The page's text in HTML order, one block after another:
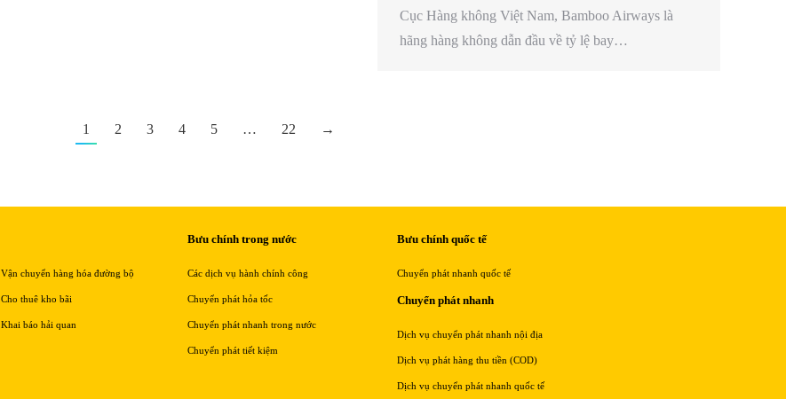
Cục Hàng không Việt Nam, Bamboo Airways là
hãng hàng không dẫn đầu về tỷ lệ bay…
1 2 3 4 5 … 22 →
Vận chuyển hàng hóa đường bộ
Cho thuê kho bãi
Khai báo hải quan
Bưu chính trong nước
Các dịch vụ hành chính công
Chuyển phát hỏa tốc
Chuyển phát nhanh trong nước
Chuyển phát tiết kiệm
Bưu chính quốc tế
Chuyển phát nhanh quốc tế
Chuyển phát nhanh
Dịch vụ chuyển phát nhanh nội địa
Dịch vụ phát hàng thu tiền (COD)
Dịch vụ chuyển phát nhanh quốc tế